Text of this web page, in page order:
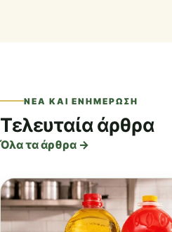
ΝΈΑ ΚΑΙ ΕΝΗΜΈΡΩΣΗ
Τελευταία άρθρα
Όλα τα άρθρα →